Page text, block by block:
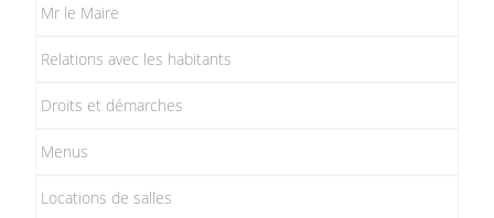
Mr le Maire
Relations avec les habitants
Droits et démarches
Menus
Locations de salles